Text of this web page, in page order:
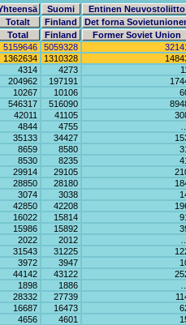
Suomi
Entinen Neuvostoliitto
Totalt Finland
Det forna
Total
Finland
Former Soviet Union
5159646 5059328
1362634 1310328
4314 4273
204962 197191
10267 10106
546317 516090
42011 41105
4844 4755
35133 34427
8659 8580
8530 8235
29914 29105
28850 28180
3074 3038
42850 42208
16022 15814
15986 15892
2022 2012
31543 31225
3972 3947
44142 43122
1898 1886
28332 27739
16687 16473
4656 4601